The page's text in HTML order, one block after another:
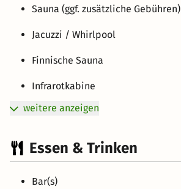
Sauna (ggf. zusätzliche Gebühren)
Jacuzzi / Whirlpool
Finnische Sauna
Infrarotkabine
weitere anzeigen
Essen & Trinken
Bar(s)